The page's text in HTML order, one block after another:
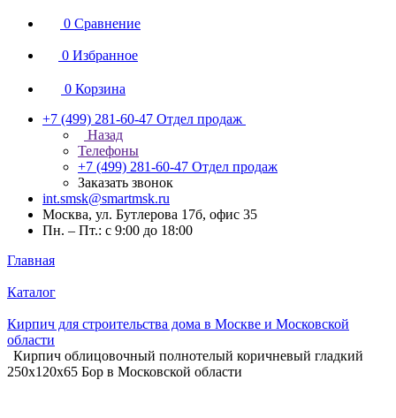
0 Сравнение
0 Избранное
0 Корзина
+7 (499) 281-60-47 Отдел продаж
Назад
Телефоны
+7 (499) 281-60-47 Отдел продаж
Заказать звонок
int.smsk@smartmsk.ru
Москва, ул. Бутлерова 17б, офис 35
Пн. – Пт.: с 9:00 до 18:00
Главная
Каталог
Кирпич для строительства дома в Москве и Московской
области
Кирпич облицовочный полнотелый коричневый гладкий
250х120х65 Бор в Московской области